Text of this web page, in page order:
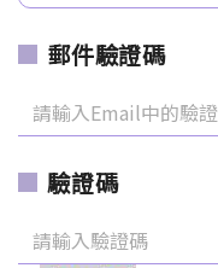
郵件驗證碼
驗證碼